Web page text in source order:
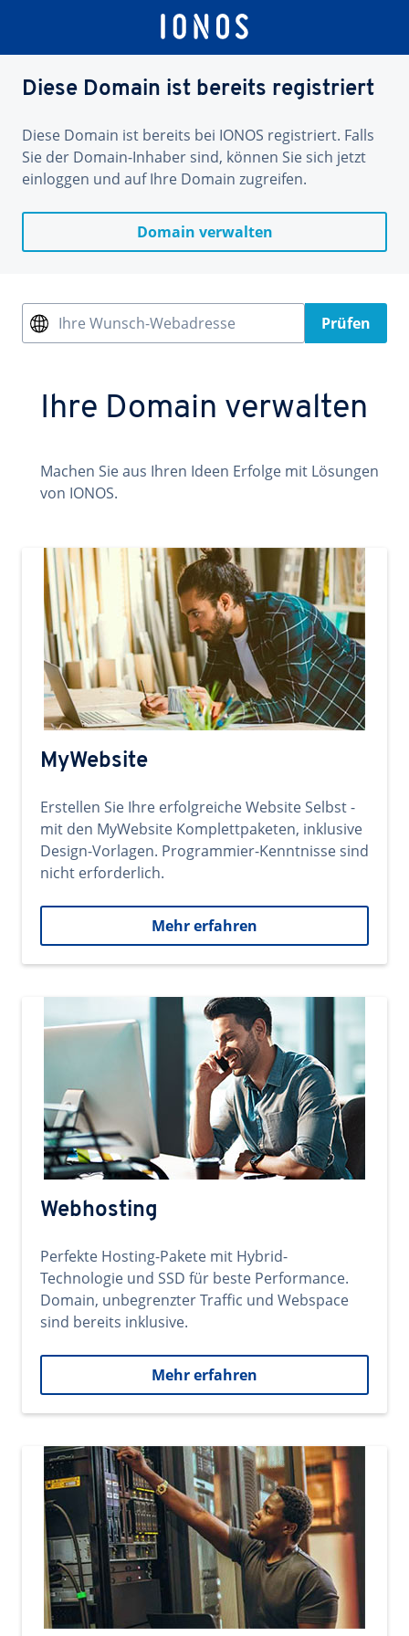
Diese Domain ist bereits registriert
Diese Domain ist bereits bei IONOS registriert. Falls
Sie der Domain-Inhaber sind, können Sie sich jetzt
einloggen und auf Ihre Domain zugreifen.
Domain verwalten
Ihre Wunsch-Webadresse Prüfen
Ihre Domain verwalten
Machen Sie aus Ihren Ideen Erfolge mit Lösungen
von IONOS.
MyWebsite
Erstellen Sie Ihre erfolgreiche Website Selbst -
mit den MyWebsite Komplettpaketen, inklusive
Design-Vorlagen. Programmier-Kenntnisse sind
nicht erforderlich.
Mehr erfahren
Webhosting
Perfekte Hosting-Pakete mit Hybrid-
Technologie und SSD für beste Performance.
Domain, unbegrenzter Traffic und Webspace
sind bereits inklusive.
Mehr erfahren